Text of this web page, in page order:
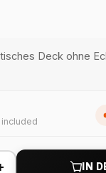
Deck ohne
included
IN